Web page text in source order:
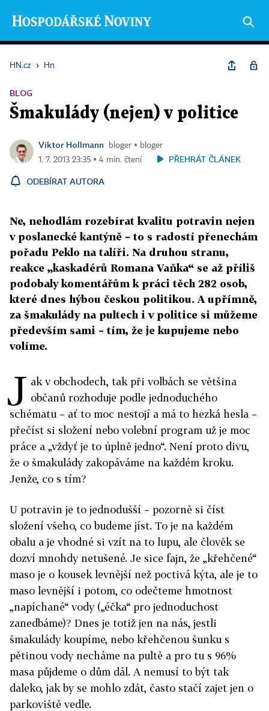
HN.cz › Hn
BLOG
Šmakulády (nejen) v politice
Viktor Hollmann
bloger ▪ bloger
1. 7. 2013 23:35 ▪ 4 min. čtení
PŘEHRÁT ČLÁNEK
ODEBÍRAT AUTORA
Ne, nehodlám rozebírat kvalitu potravin nejen
v poslanecké kantýně – to s radostí přenechám
pořadu Peklo na talíři. Na druhou stranu,
reakce „kaskadérů Romana Vaňka“ se až příliš
podobaly komentářům k práci těch 282 osob,
které dnes hýbou českou politikou. A upřímně,
za šmakulády na pultech i v politice si můžeme
především sami – tím, že je kupujeme nebo
volíme.
J ak v obchodech, tak při volbách se většina
občanů rozhoduje podle jednoduchého
schématu – ať to moc nestojí a má to hezká hesla –
přečíst si složení nebo volební program už je moc
práce a „vždyť je to úplně jedno“. Není proto divu,
že o šmakulády zakopáváme na každém kroku.
Jenže, co s tím?
U potravin je to jednodušší – pozorně si číst
složení všeho, co budeme jíst. To je na každém
obalu a je vhodné si vzít na to lupu, ale člověk se
dozví mnohdy netušené. Je sice fajn, že „křehčené“
maso je o kousek levnější než poctivá kýta, ale je to
maso levnější i potom, co odečteme hmotnost
„napíchané“ vody („éčka“ pro jednoduchost
zanedbáme)? Dnes je totiž jen na nás, jestli
šmakulády koupíme, nebo křehčenou šunku s
pětinou vody necháme na pultě a pro tu s 96%
masa půjdeme o dům dál. A nemusí to být tak
daleko, jak by se mohlo zdát, často stačí zajet jen o
parkoviště vedle.